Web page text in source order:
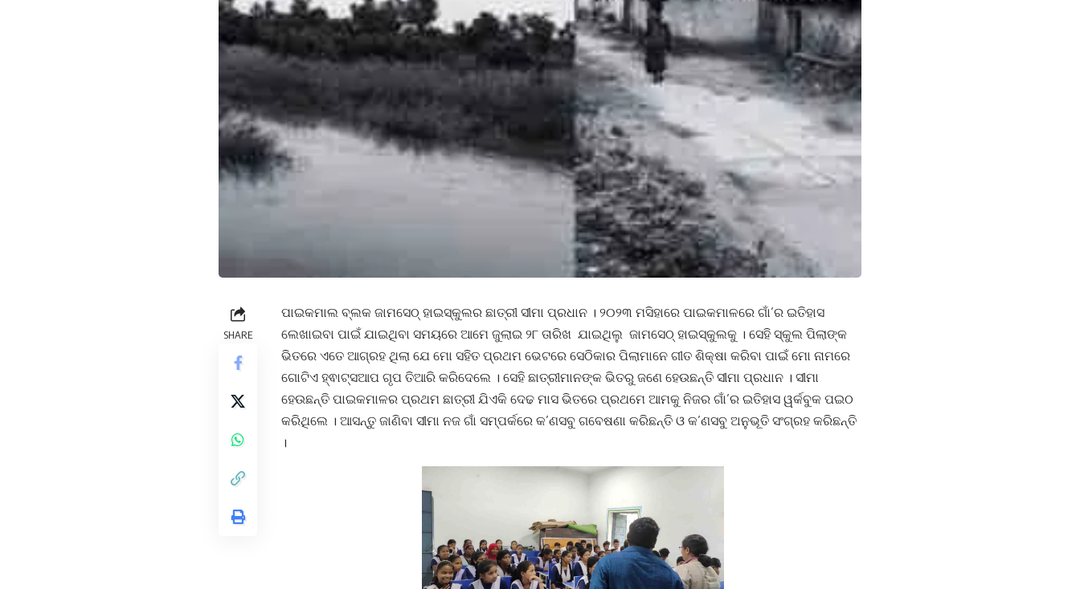
SHARE
ପାଇକମାଲ ବ୍ଲକ ଜାମସେଠ୍ ହାଇସ୍କୁଲର ଛାତ୍ରୀ ସୀମା ପ୍ରଧାନ । ୨୦୨୩ ମସିହାରେ ପାଇକମାଳରେ ଗାଁ’ର ଇତିହାସ
ଲେଖାଇବା ପାଇଁ ଯାଇଥିବା ସମୟରେ ଆମେ ଜୁଲାଇ ୨୮ ତାରିଖ ଯାଇଥିଲୁ ଜାମସେଠ୍ ହାଇସ୍କୁଲକୁ । ସେହି ସ୍କୁଲ ପିଲାଙ୍କ
ଭିତରେ ଏତେ ଆଗ୍ରହ ଥିଲା ଯେ ମୋ ସହିତ ପ୍ରଥମ ଭେଟରେ ସେଠିକାର ପିଲାମାନେ ଗୀତ ଶିକ୍ଷା କରିବା ପାଇଁ ମୋ ନାମରେ
ଗୋଟିଏ ହ୍ଵାଟ୍ସଆପ ଗୃପ ତିଆରି କରିଦେଲେ । ସେହି ଛାତ୍ରୀମାନଙ୍କ ଭିତରୁ ଜଣେ ହେଉଛନ୍ତି ସୀମା ପ୍ରଧାନ । ସୀମା
ହେଉଛନ୍ତି ପାଇକମାଳର ପ୍ରଥମ ଛାତ୍ରୀ ଯିଏକି ଦେଢ ମାସ ଭିତରେ ପ୍ରଥମେ ଆମକୁ ନିଜର ଗାଁ’ର ଇତିହାସ ୱର୍କବୁକ ପଇଠ
କରିଥିଲେ । ଆସନ୍ତୁ ଜାଣିବା ସୀମା ନଜ ଗାଁ ସମ୍ପର୍କରେ କ’ଣସବୁ ଗବେଷଣା କରିଛନ୍ତି ଓ କ’ଣସବୁ ଅନୁଭୂତି ସଂଗ୍ରହ କରିଛନ୍ତି
।